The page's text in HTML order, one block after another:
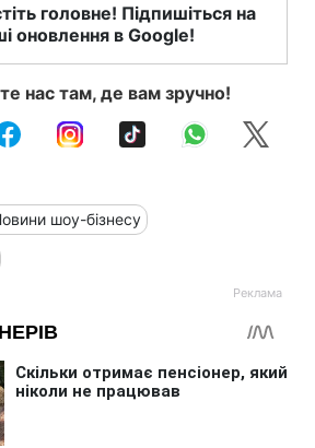
головне! Підпишіться на
оновлення в Google!
нас там, де вам зручно!
шоу-бізнесу